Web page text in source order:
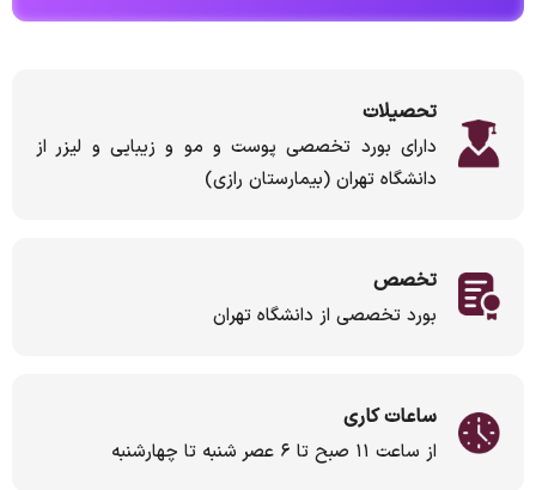
تحصیلات
دارای بورد تخصصی پوست و مو و زیبایی و لیزر از
دانشگاه تهران (بیمارستان رازی)
تخصص
بورد تخصصی از دانشگاه تهران
ساعات کاری
از ساعت ۱۱ صبح تا ۶ عصر شنبه تا چهارشنبه